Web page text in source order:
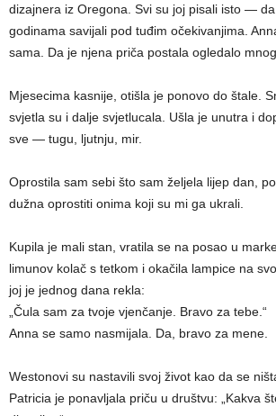
dizajnera iz Oregona. Svi su joj pisali isto —
godinama savijali pod tuđim očekivanjima.
sama. Da je njena priča postala ogledalo
Mjesecima kasnije, otišla je ponovo do štale.
svjetla su i dalje svjetlucala. Ušla je unutra i
sve — tugu, ljutnju, mir.
Oprostila sam sebi što sam željela lijep dan,
dužna oprostiti onima koji su mi ga ukrali.
Kupila je mali stan, vratila se na posao u
limunov kolač s tetkom i okačila lampice na
joj je jednog dana rekla:
„Čula sam za tvoje vjenčanje. Bravo za tebe.“
Anna se samo nasmijala. Da, bravo za mene.
Westonovi su nastavili svoj život kao da se
Patricia je ponavljala priču u društvu: „Kakva